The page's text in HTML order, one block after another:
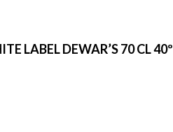
LABEL DEWAR’S 70 CL 40º